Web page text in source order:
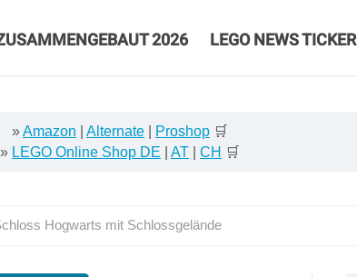
2026 LEGO NEWS TICKER
»Amazon Alternate Proshop 🛒
» LEGO Online Shop DE AT CH 🛒
Hogwarts mit Schlossgelände